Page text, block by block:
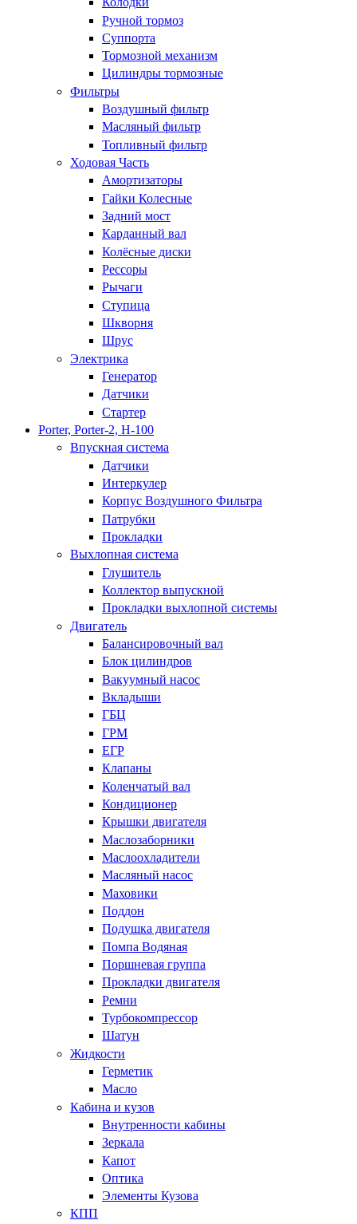
Ручной тормоз
Суппорта
Тормозной механизм
Цилиндры тормозные
Фильтры
Воздушный фильтр
Масляный фильтр
Топливный фильтр
Ходовая Часть
Амортизаторы
Гайки Колесные
Задний мост
Карданный вал
Колёсные диски
Рессоры
Рычаги
Ступица
Шкворня
Шрус
Электрика
Генератор
Датчики
Стартер
Porter, Porter-2, H-100
Впускная система
Датчики
Интеркулер
Корпус Воздушного Фильтра
Патрубки
Прокладки
Выхлопная система
Глушитель
Коллектор выпускной
Прокладки выхлопной системы
Двигатель
Балансировочный вал
Блок цилиндров
Вакуумный насос
Вкладыши
ГБЦ
ГРМ
ЕГР
Клапаны
Коленчатый вал
Кондиционер
Крышки двигателя
Маслозаборники
Маслоохладители
Масляный насос
Маховики
Поддон
Подушка двигателя
Помпа Водяная
Поршневая группа
Прокладки двигателя
Ремни
Турбокомпрессор
Шатун
Жидкости
Герметик
Масло
Кабина и кузов
Внутренности кабины
Зеркала
Капот
Оптика
Элементы Кузова
КПП